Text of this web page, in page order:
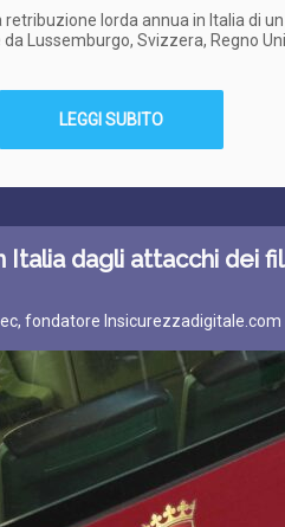
retribuzione lorda annua in Italia di
Lussemburgo, Svizzera, Regno
LEGGI SUBITO
Italia dagli attacchi dei
fondatore Insicurezzadigitale.com